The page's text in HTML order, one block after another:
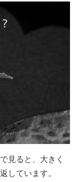
見ると、大きく
しています。